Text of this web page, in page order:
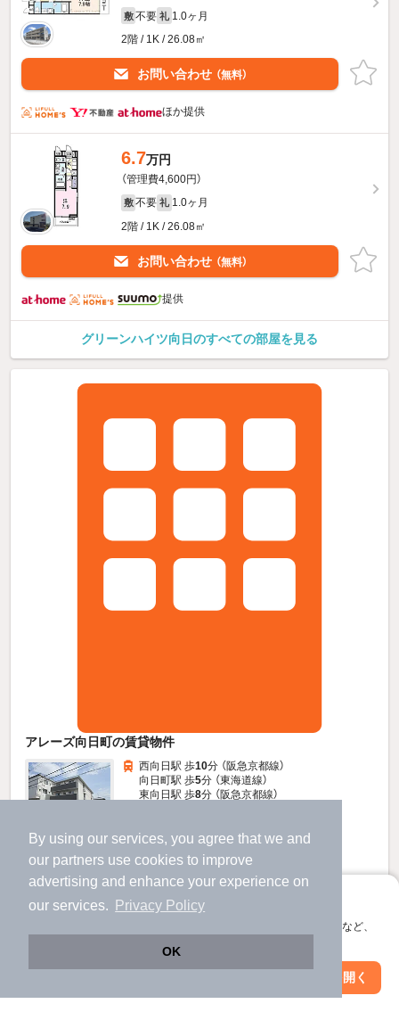
By using our services, you agree that we and
our partners use cookies to improve
advertising and enhance your experience on
our services.
Privacy Policy
OK
アプリに切り替えて、サクサクお部屋探し
会員登録なしですぐ使える。マップ検索やお気に入り保存など、
アプリを開く
敷 不要 礼 1.0ヶ月
2階 / 1K / 26.08㎡
お問い合わせ （無料）
ほか提供
6.7万円
（管理費4,600円）
敷 不要 礼 1.0ヶ月
2階 / 1K / 26.08㎡
お問い合わせ （無料）
提供
グリーンハイツ向日のすべての部屋を見る
アレーズ向日町の賃貸物件
すべての写真
西向日駅 歩10分 （阪急京都線）
向日町駅 歩5分 （東海道線）
東向日駅 歩8分 （阪急京都線）
3階建 / 3年5ヶ月 / 軽量鉄骨
駐車場あり 駐輪場あり 宅配ボックス
8.2万円
（管理費8,000円）
礼 130,000円
絞り込み条件を変更